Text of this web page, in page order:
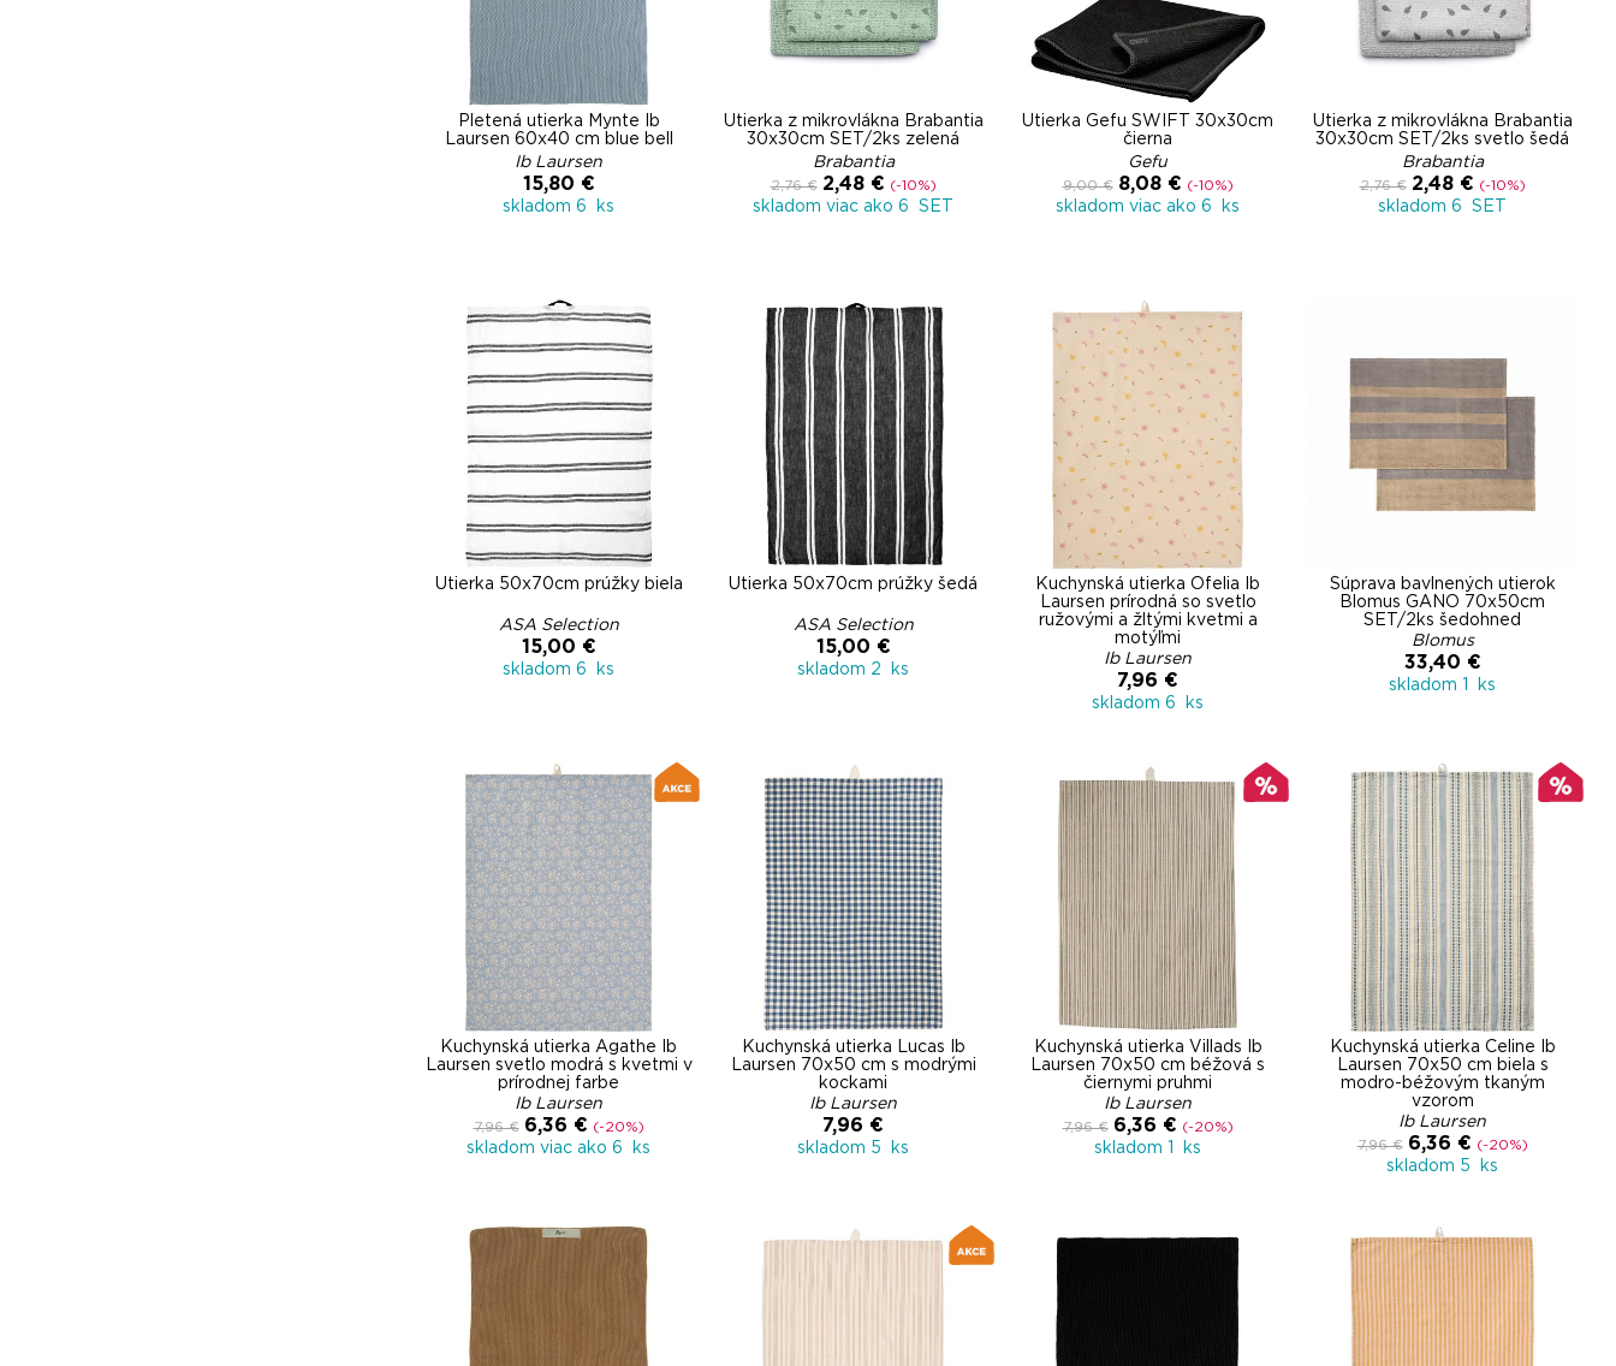
Pletená utierka Mynte Ib
Laursen 60x40 cm blue bell
Ib Laursen
15,80 €
skladom 6 ks
Utierka z mikrovlákna Brabantia
30x30cm SET/2ks zelená
Brabantia
2,76 € 2,48 € (-10%)
skladom viac ako 6 SET
Utierka Gefu SWIFT 30x30cm
čierna
Gefu
9,00 € 8,08 € (-10%)
skladom viac ako 6 ks
Utierka z mikrovlákna Brabantia
30x30cm SET/2ks svetlo šedá
Brabantia
2,76 € 2,48 € (-10%)
skladom 6 SET
Utierka 50x70cm prúžky biela
ASA Selection
15,00 €
skladom 6 ks
Utierka 50x70cm prúžky šedá
ASA Selection
15,00 €
skladom 2 ks
Kuchynská utierka Ofelia Ib
Laursen prírodná so svetlo
ružovými a žltými kvetmi a
motýľmi
Ib Laursen
7,96 €
skladom 6 ks
Súprava bavlnených utierok
Blomus GANO 70x50cm
SET/2ks šedohned
Blomus
33,40 €
skladom 1 ks
Kuchynská utierka Agathe Ib
Laursen svetlo modrá s kvetmi v
prírodnej farbe
Ib Laursen
7,96 € 6,36 € (-20%)
skladom viac ako 6 ks
Kuchynská utierka Lucas Ib
Laursen 70x50 cm s modrými
kockami
Ib Laursen
7,96 €
skladom 5 ks
Kuchynská utierka Villads Ib
Laursen 70x50 cm béžová s
čiernymi pruhmi
Ib Laursen
7,96 € 6,36 € (-20%)
skladom 1 ks
Kuchynská utierka Celine Ib
Laursen 70x50 cm biela s
modro-béžovým tkaným
vzorom
Ib Laursen
7,96 € 6,36 € (-20%)
skladom 5 ks